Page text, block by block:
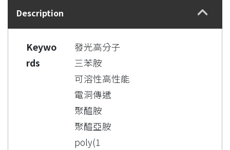
Description
Keywo
rds
發光高分子
三苯胺
可溶性高性能
電洞傳遞
聚醯胺
聚醯亞胺
poly(1